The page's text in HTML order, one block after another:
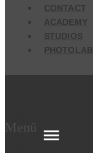
CONTACT
ACADEMY
STUDIOS
PHOTOLAB
Menü